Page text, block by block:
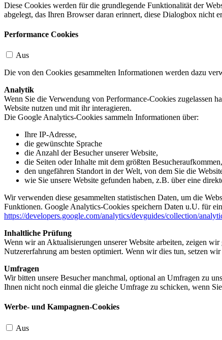
Diese Cookies werden für die grundlegende Funktionalität der
abgelegt, das Ihren Browser daran erinnert, diese Dialogbox nicht
Performance Cookies
Aus
Die von den Cookies gesammelten Informationen werden dazu
Analytik
Wenn Sie die Verwendung von Performance-Cookies zugelassen
Website nutzen und mit ihr interagieren.
Die Google Analytics-Cookies sammeln Informationen über:
Ihre IP-Adresse,
die gewünschte Sprache
die Anzahl der Besucher unserer Website,
die Seiten oder Inhalte mit dem größten Besucheraufkommen,
den ungefähren Standort in der Welt, von dem Sie die
wie Sie unsere Website gefunden haben, z.B. über eine
Wir verwenden diese gesammelten statistischen Daten, um die
Funktionen. Google Analytics-Cookies speichern Daten u.U. für
https://developers.google.com/analytics/devguides/collection/
Inhaltliche Prüfung
Wenn wir an Aktualisierungen unserer Website arbeiten, zeigen
Nutzererfahrung am besten optimiert. Wenn wir dies tun, setzen
Umfragen
Wir bitten unsere Besucher manchmal, optional an Umfragen zu
Ihnen nicht noch einmal die gleiche Umfrage zu schicken, wenn
Werbe- und Kampagnen-Cookies
Aus